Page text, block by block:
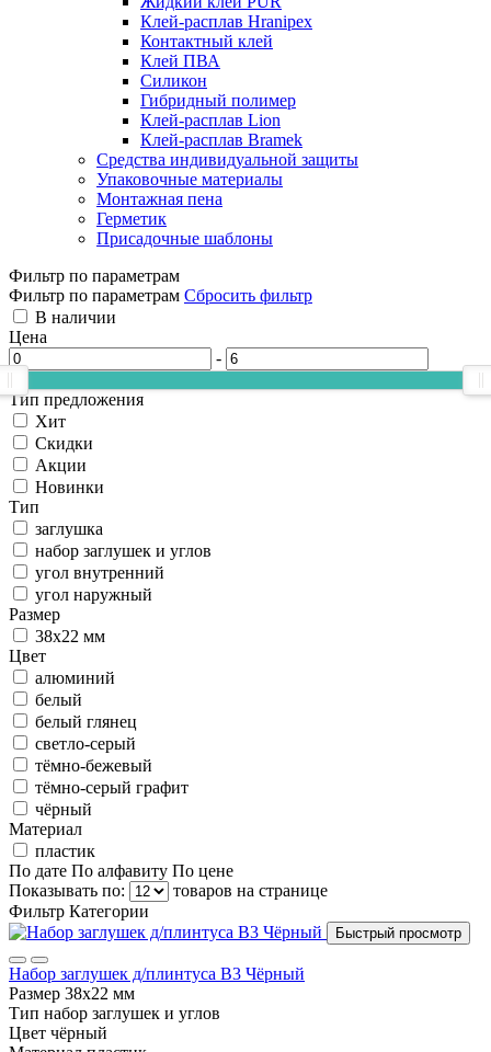
Клей-расплав Hranipex
Контактный клей
Клей ПВА
Силикон
Гибридный полимер
Клей-расплав Lion
Клей-расплав Bramek
Средства индивидуальной защиты
Упаковочные материалы
Монтажная пена
Герметик
Присадочные шаблоны
Фильтр по параметрам
Фильтр по параметрам Сбросить фильтр
В наличии
Цена
-
Тип предложения
Хит
Скидки
Акции
Новинки
Тип
заглушка
набор заглушек и углов
угол внутренний
угол наружный
Размер
38х22 мм
Цвет
алюминий
белый
белый глянец
светло-серый
тёмно-бежевый
тёмно-серый графит
чёрный
Материал
пластик
По дате По алфавиту По цене
Показывать по:
товаров на странице
Фильтр Категории
Быстрый просмотр
Набор заглушек д/плинтуса В3 Чёрный
Размер 38х22 мм
Тип набор заглушек и углов
Цвет чёрный